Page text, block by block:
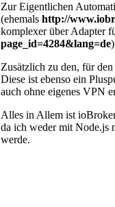
Zur Eigentlichen
(ehemals http://
komplexer über Adapter
page_id=4284&lang=de
Zusätzlich zu den, für
Diese ist ebenso ein
auch ohne eigenes VPN
Alles in Allem ist
da ich weder mit Node.js
werde.